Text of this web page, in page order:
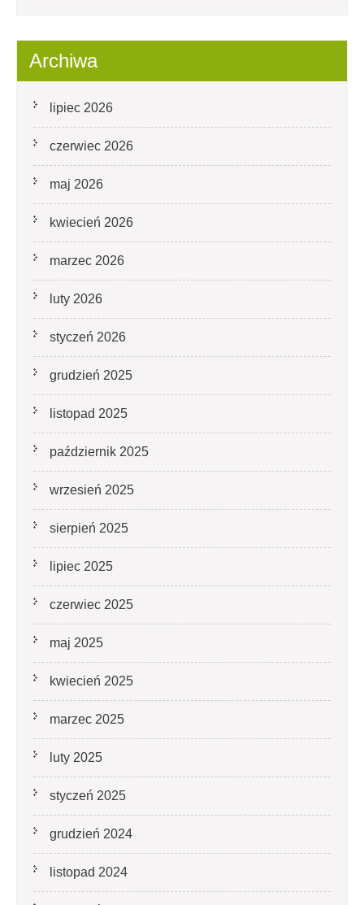
Archiwa
lipiec 2026
czerwiec 2026
maj 2026
kwiecień 2026
marzec 2026
luty 2026
styczeń 2026
grudzień 2025
listopad 2025
październik 2025
wrzesień 2025
sierpień 2025
lipiec 2025
czerwiec 2025
maj 2025
kwiecień 2025
marzec 2025
luty 2025
styczeń 2025
grudzień 2024
listopad 2024